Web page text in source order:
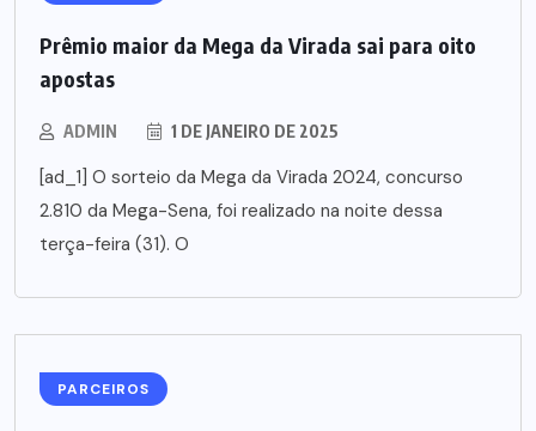
Prêmio maior da Mega da Virada sai para oito
apostas
ADMIN 1 DE JANEIRO DE 2025
[ad_1] O sorteio da Mega da Virada 2024, concurso
2.810 da Mega-Sena, foi realizado na noite dessa
terça-feira (31). O
PARCEIROS